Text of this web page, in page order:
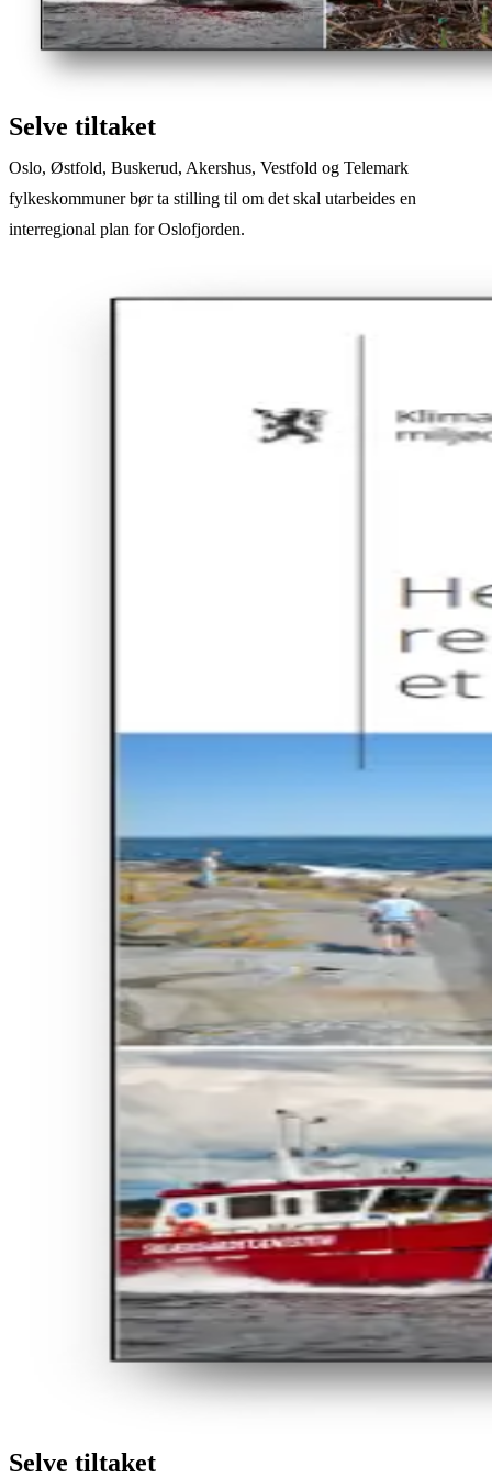
Selve tiltaket
Oslo, Østfold, Buskerud, Akershus, Vestfold og Telemark
fylkeskommuner bør ta stilling til om det skal utarbeides en
interregional plan for Oslofjorden.
Selve tiltaket